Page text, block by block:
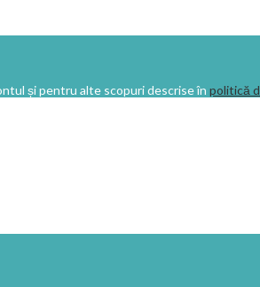
și pentru alte scopuri descrise în politică